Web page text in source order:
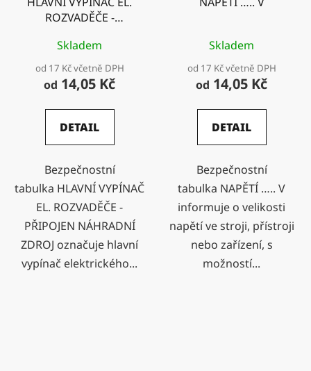
ROZVADĚČE -
ZDROJ
Skladem
od 17 Kč včetně DPH
od 14,05 Kč
DETAIL
Bezpečnostní
tabulka HLAVNÍ VYPÍNAČ
EL. ROZVADĚČE -
PŘIPOJEN NÁHRADNÍ
ZDROJ označuje hlavní
vypínač elektrického...
Skladem
od 17 Kč včetně DPH
od 14,05 Kč
DETAIL
Bezpečnostní
tabulka NAPĚTÍ ….. V
informuje o velikosti
napětí ve stroji, přístroji
nebo zařízení, s
možností...